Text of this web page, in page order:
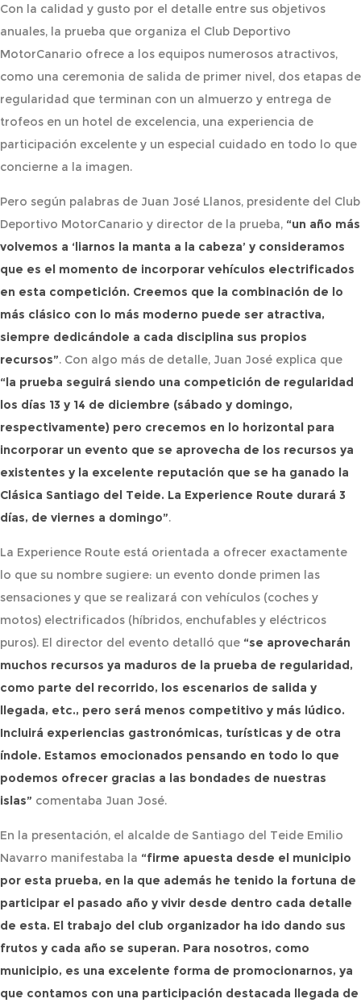
Con la calidad y gusto por el detalle entre sus objetivos
anuales, la prueba que organiza el Club Deportivo
MotorCanario ofrece a los equipos numerosos atractivos,
como una ceremonia de salida de primer nivel, dos etapas de
regularidad que terminan con un almuerzo y entrega de
trofeos en un hotel de excelencia, una experiencia de
participación excelente y un especial cuidado en todo lo que
concierne a la imagen.
Pero según palabras de Juan José Llanos, presidente del Club
Deportivo MotorCanario y director de la prueba, “un año más
volvemos a ‘liarnos la manta a la cabeza’ y consideramos
que es el momento de incorporar vehículos electrificados
en esta competición. Creemos que la combinación de lo
más clásico con lo más moderno puede ser atractiva,
siempre dedicándole a cada disciplina sus propios
recursos”. Con algo más de detalle, Juan José explica que
“la prueba seguirá siendo una competición de regularidad
los días 13 y 14 de diciembre (sábado y domingo,
respectivamente) pero crecemos en lo horizontal para
incorporar un evento que se aprovecha de los recursos ya
existentes y la excelente reputación que se ha ganado la
Clásica Santiago del Teide. La Experience Route durará 3
días, de viernes a domingo”.
La Experience Route está orientada a ofrecer exactamente
lo que su nombre sugiere: un evento donde primen las
sensaciones y que se realizará con vehículos (coches y
motos) electrificados (híbridos, enchufables y eléctricos
puros). El director del evento detalló que “se aprovecharán
muchos recursos ya maduros de la prueba de regularidad,
como parte del recorrido, los escenarios de salida y
llegada, etc., pero será menos competitivo y más lúdico.
Incluirá experiencias gastronómicas, turísticas y de otra
índole. Estamos emocionados pensando en todo lo que
podemos ofrecer gracias a las bondades de nuestras
islas” comentaba Juan José.
En la presentación, el alcalde de Santiago del Teide Emilio
Navarro manifestaba la “firme apuesta desde el municipio
por esta prueba, en la que además he tenido la fortuna de
participar el pasado año y vivir desde dentro cada detalle
de esta. El trabajo del club organizador ha ido dando sus
frutos y cada año se superan. Para nosotros, como
municipio, es una excelente forma de promocionarnos, ya
que contamos con una participación destacada llegada de